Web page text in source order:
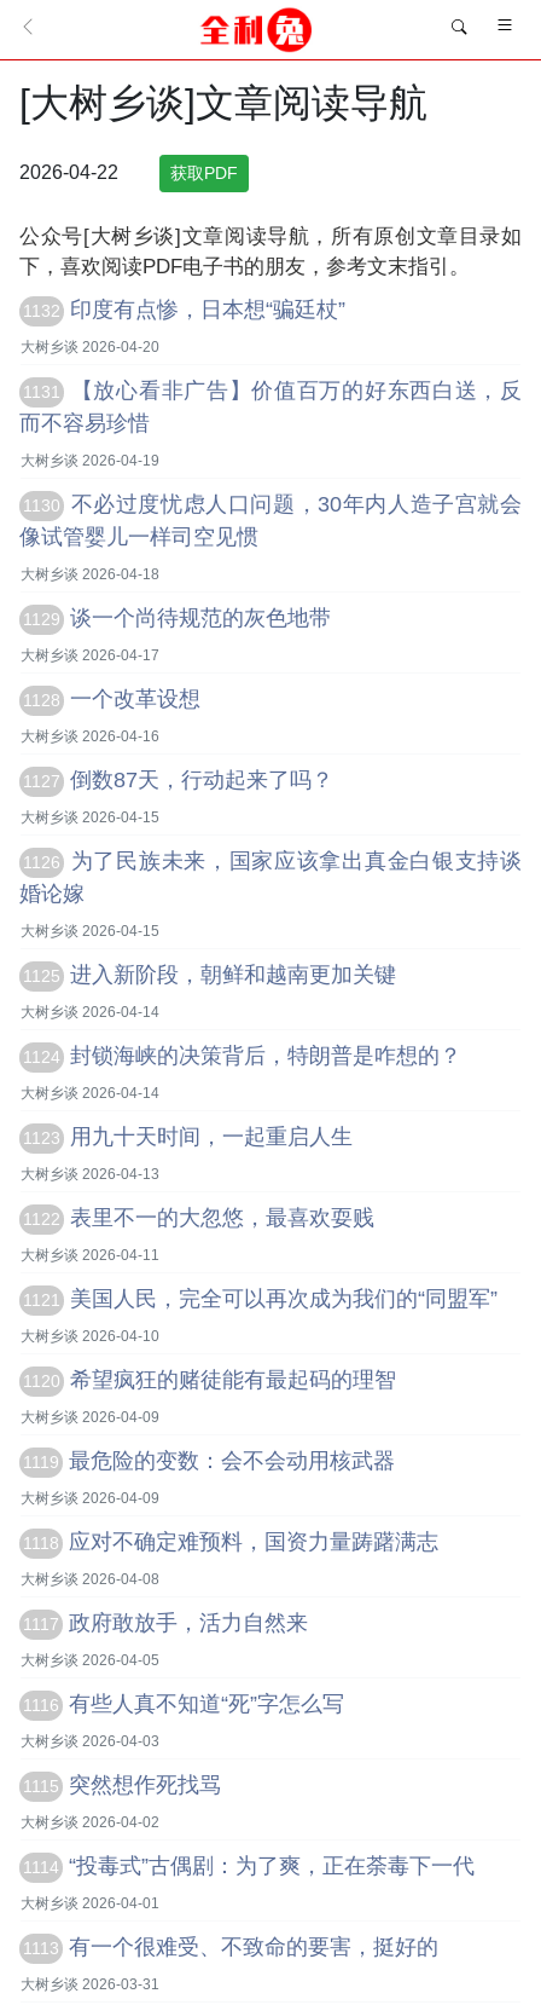
[大树乡谈]文章阅读导航
2026-04-22 获取PDF
公众号[大树乡谈]文章阅读导航，所有原创文章目录如
下，喜欢阅读PDF电子书的朋友，参考文末指引。
1132 印度有点惨，日本想“骗廷杖”
大树乡谈 2026-04-20
1131
【放心看非广告】价值百万的好东西白送，反
而不容易珍惜
大树乡谈 2026-04-19
1130
不必过度忧虑人口问题，30年内人造子宫就会
像试管婴儿一样司空见惯
大树乡谈 2026-04-18
1129 谈一个尚待规范的灰色地带
大树乡谈 2026-04-17
1128 一个改革设想
大树乡谈 2026-04-16
1127 倒数87天，行动起来了吗？
大树乡谈 2026-04-15
1126
为了民族未来，国家应该拿出真金白银支持谈
婚论嫁
大树乡谈 2026-04-15
1125 进入新阶段，朝鲜和越南更加关键
大树乡谈 2026-04-14
1124 封锁海峡的决策背后，特朗普是咋想的？
大树乡谈 2026-04-14
1123 用九十天时间，一起重启人生
大树乡谈 2026-04-13
1122 表里不一的大忽悠，最喜欢耍贱
大树乡谈 2026-04-11
1121 美国人民，完全可以再次成为我们的“同盟军”
大树乡谈 2026-04-10
1120 希望疯狂的赌徒能有最起码的理智
大树乡谈 2026-04-09
1119 最危险的变数：会不会动用核武器
大树乡谈 2026-04-09
1118 应对不确定难预料，国资力量踌躇满志
大树乡谈 2026-04-08
1117 政府敢放手，活力自然来
大树乡谈 2026-04-05
1116 有些人真不知道“死”字怎么写
大树乡谈 2026-04-03
1115 突然想作死找骂
大树乡谈 2026-04-02
1114 “投毒式”古偶剧：为了爽，正在荼毒下一代
大树乡谈 2026-04-01
1113 有一个很难受、不致命的要害，挺好的
大树乡谈 2026-03-31